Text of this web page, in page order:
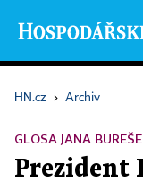
HN.cz › Archiv
GLOSA JANA BUREŠE
Prezident